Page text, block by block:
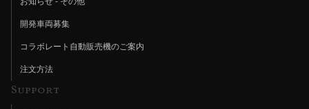
開発車両募集
コラボレート自動販売機のご案内
注文方法
Support